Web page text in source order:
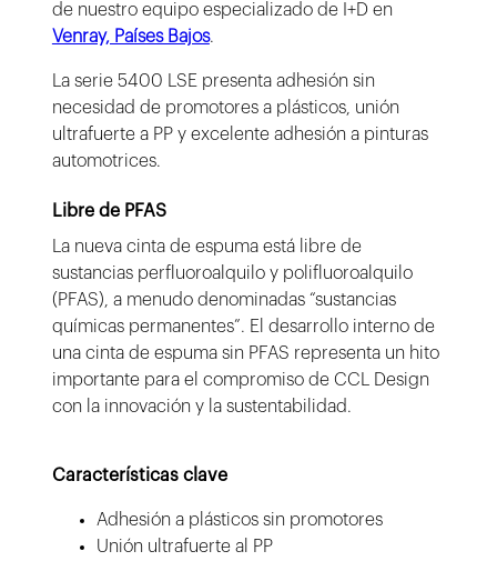
de nuestro equipo especializado de I+D en
Venray, Países Bajos.
La serie 5400 LSE presenta adhesión sin
necesidad de promotores a plásticos, unión
ultrafuerte a PP y excelente adhesión a pinturas
automotrices.
Libre de PFAS
La nueva cinta de espuma está libre de
sustancias perfluoroalquilo y polifluoroalquilo
(PFAS), a menudo denominadas “sustancias
químicas permanentes”. El desarrollo interno de
una cinta de espuma sin PFAS representa un hito
importante para el compromiso de CCL Design
con la innovación y la sustentabilidad.
Características clave
Adhesión a plásticos sin promotores
Unión ultrafuerte al PP